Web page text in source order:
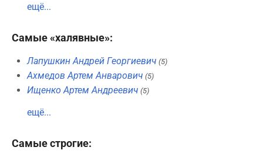
ещё...
Самые «халявные»:
Лапушкин Андрей Георгиевич (5)
Ахмедов Артем Анварович (5)
Ищенко Артем Андреевич (5)
ещё...
Самые строгие: